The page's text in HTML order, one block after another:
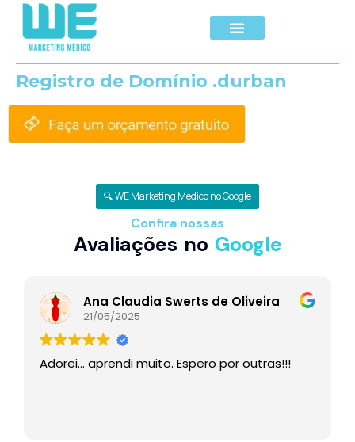
Registro de Domínio .durban
🔍 WE Marketing Médico no Google
Confira nossas
Avaliações no Google
Ana Claudia Swerts de Oliveira
21/05/2025
Adorei… aprendi muito. Espero por outras!!!